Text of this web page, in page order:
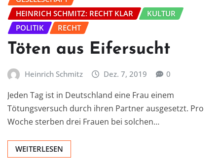
HEINRICH SCHMITZ: RECHT KLAR
KULTUR
POLITIK
RECHT
Töten aus Eifersucht
Heinrich Schmitz Dez. 7, 2019 0
Jeden Tag ist in Deutschland eine Frau einem
Tötungsversuch durch ihren Partner ausgesetzt. Pro
Woche sterben drei Frauen bei solchen…
WEITERLESEN